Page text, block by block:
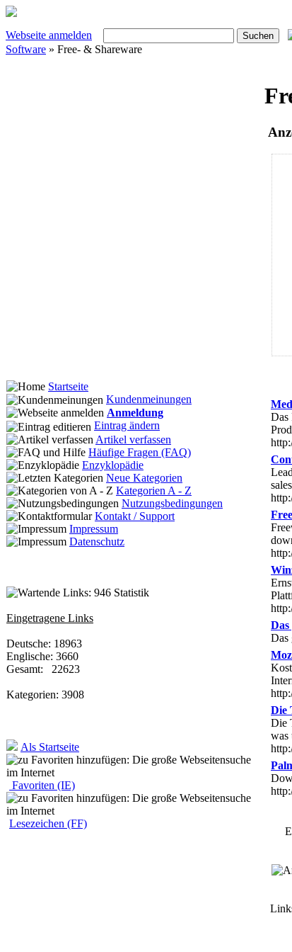
Webseite anmelden
Software » Free- & Shareware
Startseite
Kundenmeinungen
Anmeldung
Eintrag ändern
Artikel verfassen
Häufige Fragen (FAQ)
Enzyklopädie
Neue Kategorien
Kategorien A - Z
Nutzungsbedingungen
Kontakt / Support
Impressum
Datenschutz
Statistik
Eingetragene Links
Deutsche: 18963
Englische: 3660
Gesamt: 22623
Kategorien: 3908
Als Startseite
Favoriten (IE)
Lesezeichen (FF)
Das
Das
Die
Die
was